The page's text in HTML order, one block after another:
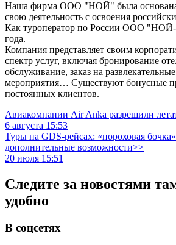
Наша фирма ООО "НОЙ" была основана
свою деятельность с освоения
Как туроператор по России ООО "НОЙ-
года.
Компания представляет своим
спектр услуг, включая бронирование
обслуживание, заказ на
мероприятия… Существуют бонусные
постоянных клиентов.
Авиакомпании Air Anka разрешили
6 августа 15:53
Туры на GDS-рейсах: «пороховая
дополнительные возможности>>
20 июля 15:51
Следите за новостями
удобно
В соцсетях